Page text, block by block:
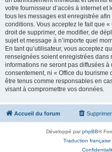
votre fournisseur d’accès à internet et
tous les messages est enregistrée
conditions. Vous acceptez le fait que
droit de supprimer, de modifier, de
sujet et message à n’importe quel
En tant qu’utilisateur, vous acceptez
renseignées soient enregistrées
informations ne seront pas diffusées à
consentement, ni « Office du
être tenus comme responsables en
visant à compromettre vos données.
Accueil du forum
Développé parphpBB®
Traduction française